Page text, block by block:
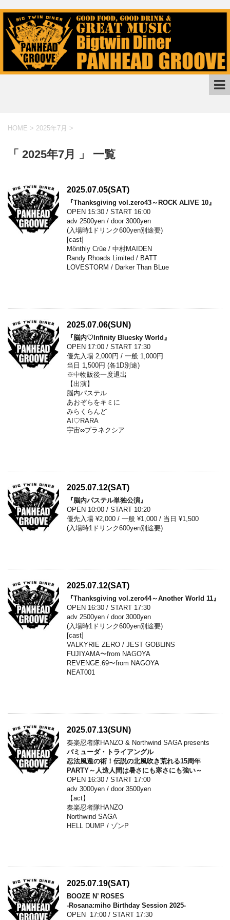
HOME > 2025年7月 >
「 2025年7月 」 一覧
2025.07.05(SAT)
『Thanksgiving vol.zero43～ROCK ALIVE 10』
OPEN 15:30 / START 16:00
adv 2500yen / door 3000yen
(入場時1ドリンク600yen別途要)
[cast]
Mönthly Crüe / 中村MAIDEN
Randy Rhoads Limited / BATT
LOVESTORM / Darker Than BLue
2025.07.06(SUN)
『脳内♡Infinity Bluesky World』
OPEN 17:00 / START 17:30
優先入場 2,000円 / 一般 1,000円
当日 1,500円 (各1D別途)
※中物販後一度退出
【出演】
脳内パステル
あおぞらをキミに
みらくらんど
AI♡RARA
宇宙∞プラネクシア
2025.07.12(SAT)
『脳内パステル単独公演』
OPEN 10:00 / START 10:20
優先入場 ¥2,000 / 一般 ¥1,000 / 当日 ¥1,500
(入場時1ドリンク600yen別途要)
2025.07.12(SAT)
『Thanksgiving vol.zero44～Another World 11』
OPEN 16:30 / START 17:30
adv 2500yen / door 3000yen
(入場時1ドリンク600yen別途要)
[cast]
VALKYRIE ZERO / JEST GOBLINS
FUJIYAMA〜from NAGOYA
REVENGE.69〜from NAGOYA
NEAT001
2025.07.13(SUN)
奏楽忍者隊HANZO & Northwind SAGA presents
バミューダ・トライアングル
忍法風遁の術！伝説の北風吹き荒れる15周年
PARTY～人造人間は暑さにも寒さにも強い～
OPEN 16:30 / START 17:00
adv 3000yen / door 3500yen
【act】
奏楽忍者隊HANZO
Northwind SAGA
HELL DUMP / ゾンP
2025.07.19(SAT)
BOOZE N’ ROSES
-Rosana:miho Birthday Session 2025-
OPEN 17:00 / START 17:30